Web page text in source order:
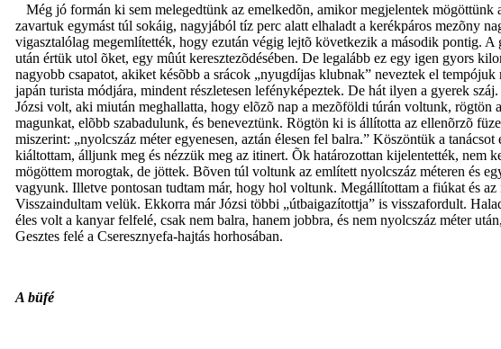
Még jó formán ki sem melegedtünk az emelkedõn, amikor megjelentek
zavartuk egymást túl sokáig, nagyjából tíz perc alatt elhaladt a kerékpáros mezõny
vigasztalólag megemlítették, hogy ezután végig lejtõ következik a második pontig.
után értük utol õket, egy mûút keresztezõdésében. De legalább ez egy igen gyors
nagyobb csapatot, akiket késõbb a srácok „nyugdíjas klubnak” neveztek el
japán turista módjára, mindent részletesen lefényképeztek. De hát ilyen a gyerek
Józsi volt, aki miután meghallatta, hogy elõzõ nap a mezõföldi túrán voltunk,
magunkat, elõbb szabadulunk, és beneveztünk. Rögtön ki is állította az ellenõrzõ
miszerint: „nyolcszáz méter egyenesen, aztán élesen fel balra.” Köszöntük a
kiáltottam, álljunk meg és nézzük meg az itinert. Õk határozottan kijelentették,
mögöttem morogtak, de jöttek. Bõven túl voltunk az említett nyolcszáz méteren és
vagyunk. Illetve pontosan tudtam már, hogy hol voltunk. Megállítottam a fiúkat és
Visszaindultam velük. Ekkorra már Józsi többi „útbaigazítottja” is visszafordult.
éles volt a kanyar felfelé, csak nem balra, hanem jobbra, és nem nyolcszáz méter
Gesztes felé a Cseresznyefa-hajtás horhosában.
A büfé